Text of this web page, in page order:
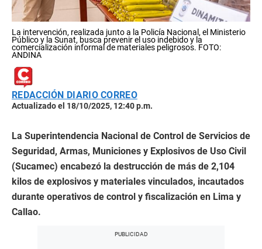
La intervención, realizada junto a la Policía Nacional, el Ministerio
Público y la Sunat, busca prevenir el uso indebido y la
comercialización informal de materiales peligrosos. FOTO:
ANDINA
REDACCIÓN DIARIO CORREO
Actualizado el 18/10/2025, 12:40 p.m.
La Superintendencia Nacional de Control de Servicios de
Seguridad, Armas, Municiones y Explosivos de Uso Civil
(Sucamec) encabezó la destrucción de más de 2,104
kilos de explosivos y materiales vinculados, incautados
durante operativos de control y fiscalización en Lima y
Callao.